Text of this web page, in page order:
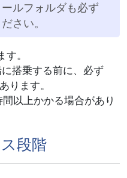
ルフォルダも必ず
さい。
。
搭乗する前に、必ず
ります。
以上かかる場合があり
段階